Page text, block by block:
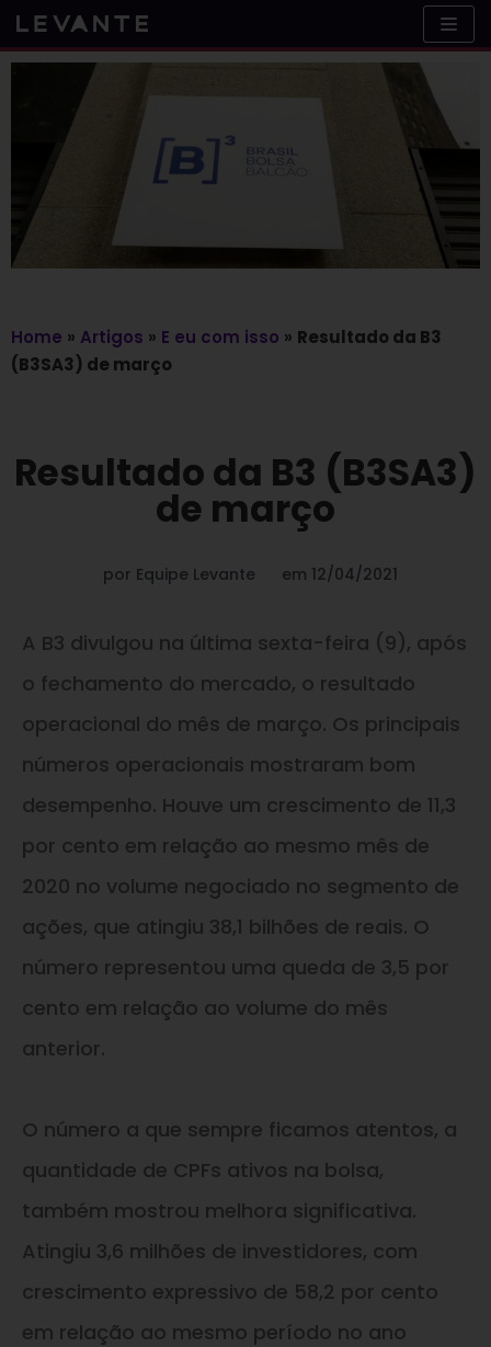
Skip
to
content
Home » Artigos » E eu com isso » Resultado da B3
(B3SA3) de março
Resultado da B3 (B3SA3)
de março
por Equipe Levante em 12/04/2021
A B3 divulgou na última sexta-feira (9), após
o fechamento do mercado, o resultado
operacional do mês de março. Os principais
números operacionais mostraram bom
desempenho. Houve um crescimento de 11,3
por cento em relação ao mesmo mês de
2020 no volume negociado no segmento de
ações, que atingiu 38,1 bilhões de reais. O
número representou uma queda de 3,5 por
cento em relação ao volume do mês
anterior.
O número a que sempre ficamos atentos, a
quantidade de CPFs ativos na bolsa,
também mostrou melhora significativa.
Atingiu 3,6 milhões de investidores, com
crescimento expressivo de 58,2 por cento
em relação ao mesmo período no ano